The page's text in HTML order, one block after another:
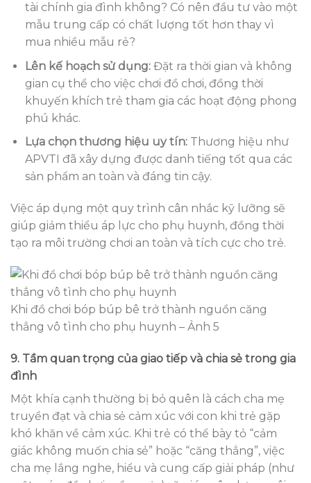
tài chính gia đình không? Có nên đầu tư vào một
mẫu trung cấp có chất lượng tốt hơn thay vì
mua nhiều mẫu rẻ?
Lên kế hoạch sử dụng:Đặt ra thời gian và không
gian cụ thể cho việc chơi đồ chơi, đồng thời
khuyến khích trẻ tham gia các hoạt động phong
phú khác.
Lựa chọn thương hiệu uy tín:Thương hiệu như
APVTI đã xây dựng được danh tiếng tốt qua các
sản phẩm an toàn và đáng tin cậy.
Việc áp dụng một quy trình cân nhắc kỹ lưỡng sẽ
giúp giảm thiểu áp lực cho phụ huynh, đồng thời
tạo ra môi trường chơi an toàn và tích cực cho trẻ.
Khi đồ chơi bóp búp bê trở thành nguồn căng
thẳng vô tình cho phụ huynh – Ảnh 5
9. Tầm quan trọng của giao tiếp và chia sẻ trong gia
đình
Một khía cạnh thường bị bỏ quên là cách cha mẹ
truyền đạt và chia sẻ cảm xúc với con khi trẻ gặp
khó khăn về cảm xúc. Khi trẻ có thể bày tỏ “cảm
giác không muốn chia sẻ” hoặc “căng thẳng”, việc
cha mẹ lắng nghe, hiểu và cung cấp giải pháp (như